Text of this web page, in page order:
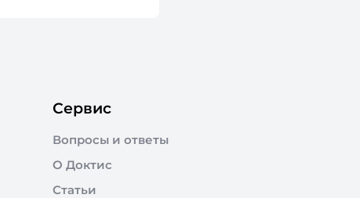
Сервис
Вопросы и ответы
О Доктис
Статьи